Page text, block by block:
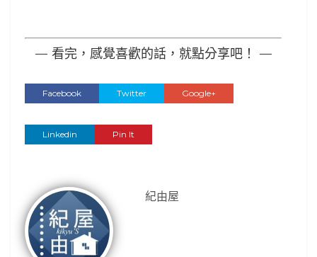
— 看完，感覺喜歡的話，就點分享吧！ —
Facebook Twitter Google+
Linkedin Pin It
紀由屋